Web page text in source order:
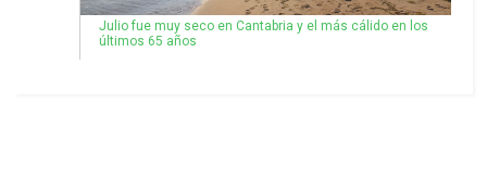
Julio fue muy seco en Cantabria y el más cálido en los
últimos 65 años